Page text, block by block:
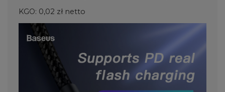
KGO: 0,02 zł netto